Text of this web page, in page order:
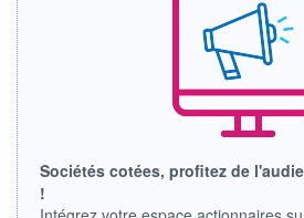
+ BAS
8,670
0,58%
CAPI.
269
LIMITE À LA
Sociétés cotées, profitez de
!